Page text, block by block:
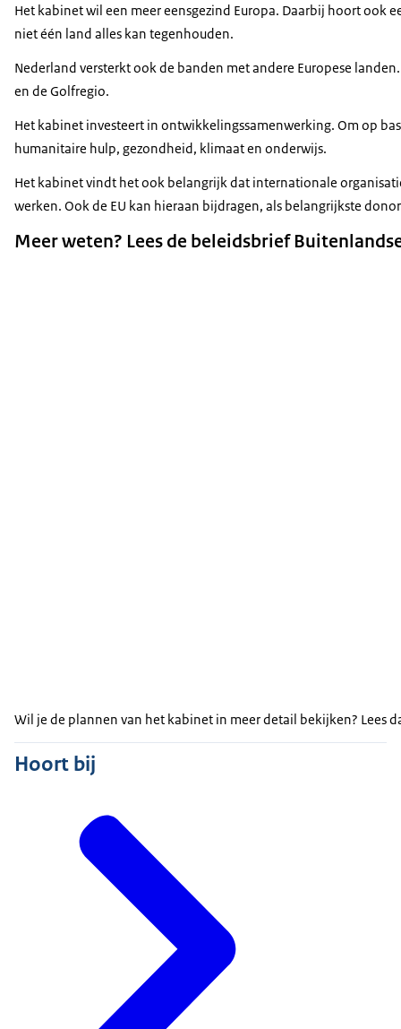
Het kabinet wil een meer eensgezind Europa. Daarbij hoort ook
niet één land alles kan tegenhouden.
Nederland versterkt ook de banden met andere Europese
en de Golfregio.
Het kabinet investeert in ontwikkelingssamenwerking. Om op
humanitaire hulp, gezondheid, klimaat en onderwijs.
Het kabinet vindt het ook belangrijk dat internationale
werken. Ook de EU kan hieraan bijdragen, als belangrijkste
Meer weten? Lees de beleidsbrief
Wil je de plannen van het kabinet in meer detail bekijken? Lees
Hoort bij